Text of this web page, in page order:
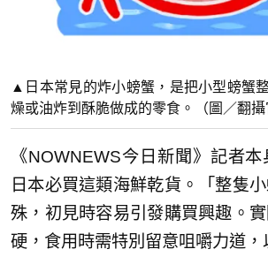
▲日本常見的炸小螃蟹，是把小型螃蟹
燥或油炸到酥脆做成的零食。（圖／翻攝
《NOWNEWS今日新聞》記者
日本必買這類海鮮乾貨。「整隻
殊，初見時容易引發購買興趣。
硬，食用時需特別留意咀嚼力道，